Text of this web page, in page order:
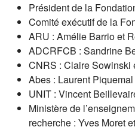
Président de la
Comité exécutif de la
ARU : Amélie Barrio et
ADCRFCB : Sandrine
CNRS : Claire Sowinski
Abes : Laurent Piquemal
UNIT : Vincent
Ministère de
recherche : Yves Moret